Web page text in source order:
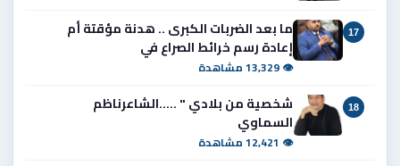
17
ما بعد الضربات الكبرى .. هدنة مؤقتة أم
إعادة رسم خرائط الصراع في
👁 13,329 مشاهدة
18
شخصية من بلادي " .....الشاعرناظم
السماوي
👁 12,421 مشاهدة